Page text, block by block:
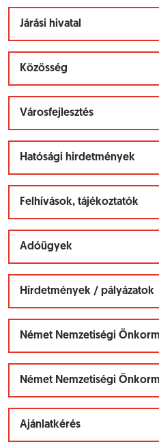
Járási hivatal
Közösség
Városfejlesztés
Hatósági hirdetmények
Felhívások, tájékoztatók
Adóügyek
Hírdetmények / pályázatok
Német Nemzetiségi
Német Nemzetiségi
Ajánlatkérés